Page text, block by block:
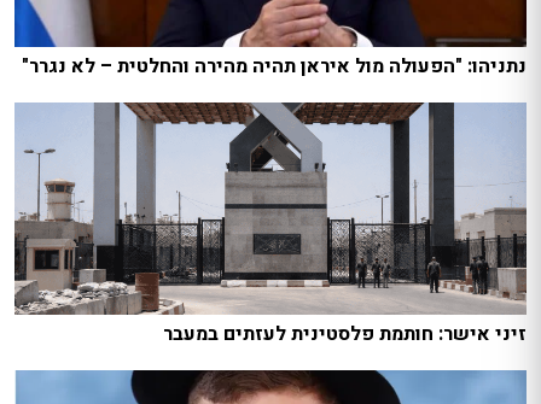
נתניהו: "הפעולה מול איראן תהיה מהירה והחלטית – לא נגרר"
זיני אישר: חותמת פלסטינית לעזתים במעבר